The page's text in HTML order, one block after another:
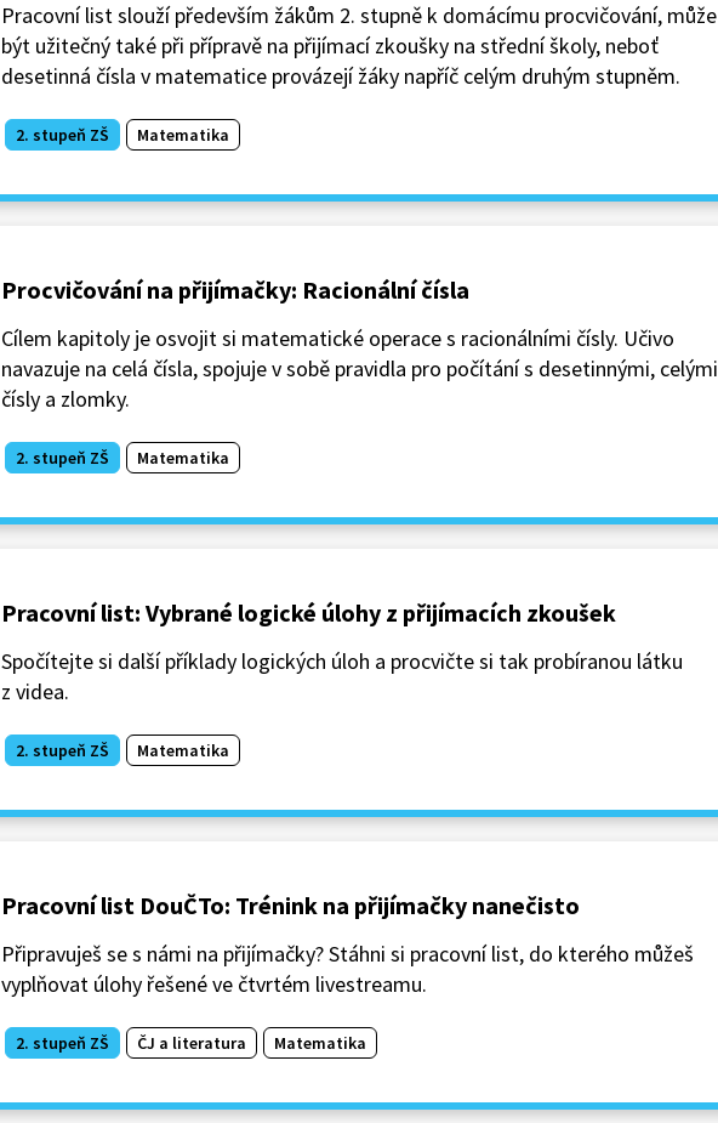
Pracovní list slouží především žákům 2. stupně k domácímu procvičování, může
být užitečný také při přípravě na přijímací zkoušky na střední školy, neboť
desetinná čísla v matematice provázejí žáky napříč celým druhým stupněm.
2. stupeň ZŠ Matematika
Procvičování na přijímačky: Racionální čísla
Cílem kapitoly je osvojit si matematické operace s racionálními čísly. Učivo
navazuje na celá čísla, spojuje v sobě pravidla pro počítání s desetinnými, celými
čísly a zlomky.
2. stupeň ZŠ Matematika
Pracovní list: Vybrané logické úlohy z přijímacích zkoušek
Spočítejte si další příklady logických úloh a procvičte si tak probíranou látku
z videa.
2. stupeň ZŠ Matematika
Pracovní list DouČTo: Trénink na přijímačky nanečisto
Připravuješ se s námi na přijímačky? Stáhni si pracovní list, do kterého můžeš
vyplňovat úlohy řešené ve čtvrtém livestreamu.
2. stupeň ZŠ ČJ a literatura Matematika